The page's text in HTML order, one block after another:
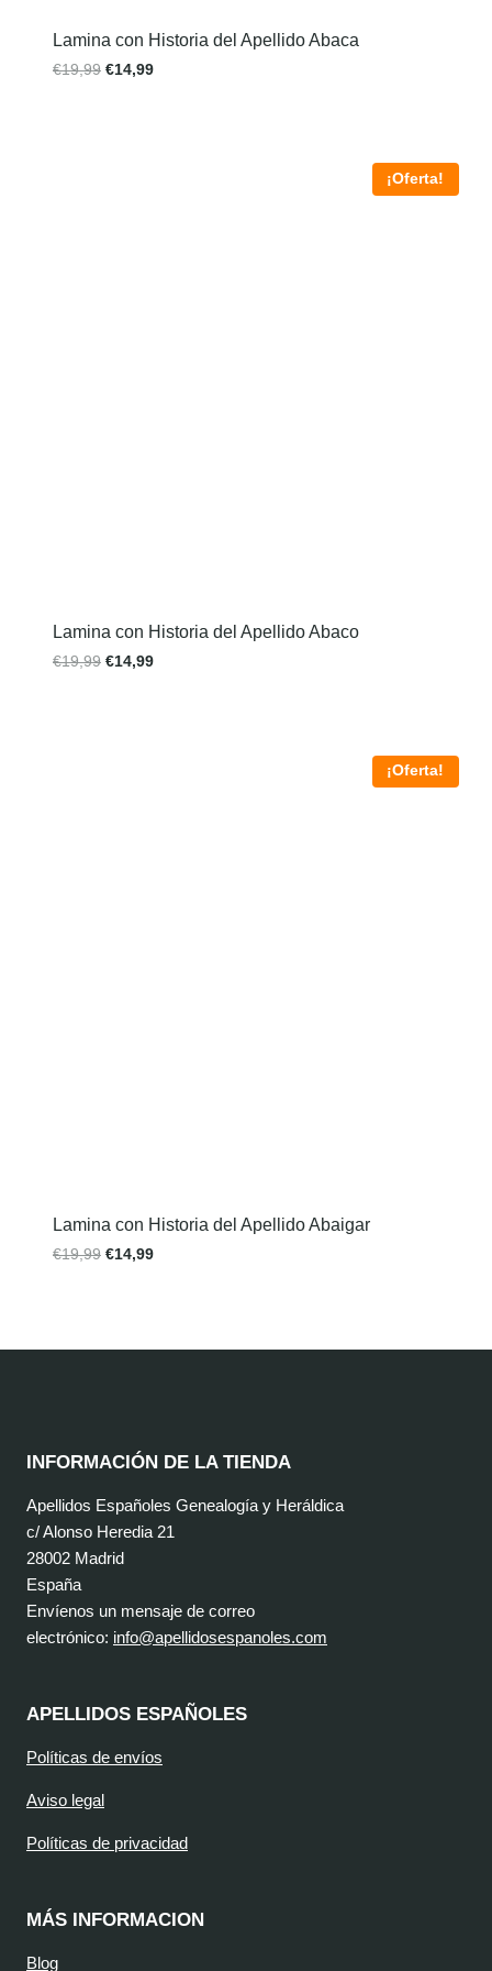
Lamina con Historia del Apellido Abaca
€19,99 €14,99
¡Oferta!
Lamina con Historia del Apellido Abaco
€19,99 €14,99
¡Oferta!
Lamina con Historia del Apellido Abaigar
€19,99 €14,99
INFORMACIÓN DE LA TIENDA
Apellidos Españoles Genealogía y Heráldica
c/ Alonso Heredia 21
28002 Madrid
España
Envíenos un mensaje de correo
electrónico: info@apellidosespanoles.com
APELLIDOS ESPAÑOLES
Políticas de envíos
Aviso legal
Políticas de privacidad
MÁS INFORMACION
Blog